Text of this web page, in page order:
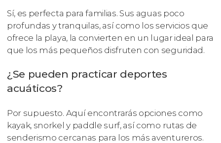
Sí, es perfecta para familias. Sus aguas poco
profundas y tranquilas, así como los servicios que
ofrece la playa, la convierten en un lugar ideal para
que los más pequeños disfruten con seguridad.
¿Se pueden practicar deportes
acuáticos?
Por supuesto. Aquí encontrarás opciones como
kayak, snorkel y paddle surf, así como rutas de
senderismo cercanas para los más aventureros.